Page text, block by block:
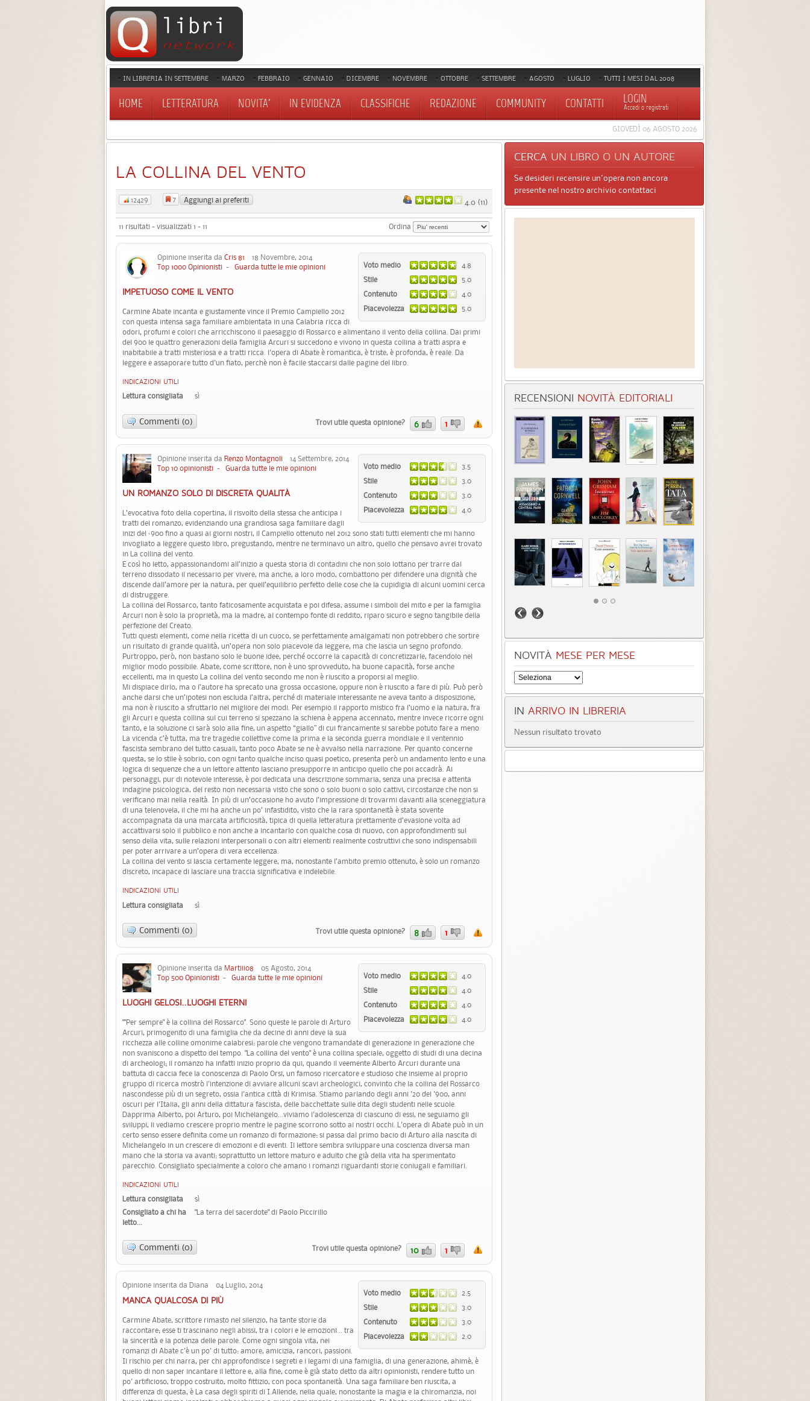
IN LIBRERIA IN SETTEMBRE MARZO FEBBRAIO GENNAIO DICEMBRE NOVEMBRE OTTOBRE SETTEMBRE AGOSTO LUGLIO TUTTI I MESI DAL 2008
HOME LETTERATURA NOVITA' IN EVIDENZA CLASSIFICHE REDAZIONE COMMUNITY CONTATTI LOGIN
Accedi o registrati
GIOVEDÌ 06 AGOSTO 2026
LA COLLINA DEL VENTO
4.0 (11)
12429 7 Aggiungi ai preferiti
11 risultati - visualizzati 1 - 11 Ordina
Voto medio
4.8
Stile
5.0
Contenuto
4.0
Piacevolezza
5.0
Opinione inserita da Cris 81 18 Novembre, 2014
Top 1000 Opinionisti - Guarda tutte le mie opinioni
IMPETUOSO COME IL VENTO
Carmine Abate incanta e giustamente vince il Premio Campiello 2012
con questa intensa saga familiare ambientata in una Calabria ricca di
odori, profumi e colori che arricchiscono il paesaggio di Rossarco e alimentano il vento della collina. Dai primi
del 900 le quattro generazioni della famiglia Arcuri si succedono e vivono in questa collina a tratti aspra e
inabitabile a tratti misteriosa e a tratti ricca. l'opera di Abate è romantica, è triste, è profonda, è reale. Da
leggere e assaporare tutto d'un fiato, perchè non è facile staccarsi dalle pagine del libro.
INDICAZIONI UTILI
Lettura consigliata sì
Commenti (0) Trovi utile questa opinione? 6 1
Voto medio
3.5
Stile
3.0
Contenuto
3.0
Piacevolezza
4.0
Opinione inserita da Renzo Montagnoli 14 Settembre, 2014
Top 10 opinionisti - Guarda tutte le mie opinioni
UN ROMANZO SOLO DI DISCRETA QUALITÀ
L’evocativa foto della copertina, il risvolto della stessa che anticipa i
tratti del romanzo, evidenziando una grandiosa saga familiare dagli
inizi del ‘900 fino a quasi ai giorni nostri, il Campiello ottenuto nel 2012 sono stati tutti elementi che mi hanno
invogliato a leggere questo libro, pregustando, mentre ne terminavo un altro, quello che pensavo avrei trovato
in La collina del vento.
E così ho letto, appassionandomi all’inizio a questa storia di contadini che non solo lottano per trarre dal
terreno dissodato il necessario per vivere, ma anche, a loro modo, combattono per difendere una dignità che
discende dall’amore per la natura, per quell’equilibrio perfetto delle cose che la cupidigia di alcuni uomini cerca
di distruggere.
La collina del Rossarco, tanto faticosamente acquistata e poi difesa, assume i simboli del mito e per la famiglia
Arcuri non è solo la proprietà, ma la madre, al contempo fonte di reddito, riparo sicuro e segno tangibile della
perfezione del Creato.
Tutti questi elementi, come nella ricetta di un cuoco, se perfettamente amalgamati non potrebbero che sortire
un risultato di grande qualità, un’opera non solo piacevole da leggere, ma che lascia un segno profondo.
Purtroppo, però, non bastano solo le buone idee, perché occorre la capacità di concretizzarle, facendolo nel
miglior modo possibile. Abate, come scrittore, non è uno sprovveduto, ha buone capacità, forse anche
eccellenti, ma in questo La collina del vento secondo me non è riuscito a proporsi al meglio.
Mi dispiace dirlo, ma o l’autore ha sprecato una grossa occasione, oppure non è riuscito a fare di più. Può però
anche darsi che un’ipotesi non escluda l’altra, perché di materiale interessante ne aveva tanto a disposizione,
ma non è riuscito a sfruttarlo nel migliore dei modi. Per esempio il rapporto mistico fra l’uomo e la natura, fra
gli Arcuri e questa collina sul cui terreno si spezzano la schiena è appena accennato, mentre invece ricorre ogni
tanto, e la soluzione ci sarà solo alla fine, un aspetto “giallo” di cui francamente si sarebbe potuto fare a meno.
La vicenda c’è tutta, ma tre tragedie collettive come la prima e la seconda guerra mondiale e il ventennio
fascista sembrano del tutto casuali, tanto poco Abate se ne è avvalso nella narrazione. Per quanto concerne
questa, se lo stile è sobrio, con ogni tanto qualche inciso quasi poetico, presenta però un andamento lento e una
logica di sequenze che a un lettore attento lasciano presupporre in anticipo quello che poi accadrà. Ai
personaggi, pur di notevole interesse, è poi dedicata una descrizione sommaria, senza una precisa e attenta
indagine psicologica, del resto non necessaria visto che sono o solo buoni o solo cattivi, circostanze che non si
verificano mai nella realtà. In più di un’occasione ho avuto l’impressione di trovarmi davanti alla sceneggiatura
di una telenovela, il che mi ha anche un po’ infastidito, visto che la rara spontaneità è stata sovente
accompagnata da una marcata artificiosità, tipica di quella letteratura prettamente d’evasione volta ad
accattivarsi solo il pubblico e non anche a incantarlo con qualche cosa di nuovo, con approfondimenti sul
senso della vita, sulle relazioni interpersonali o con altri elementi realmente costruttivi che sono indispensabili
per poter arrivare a un’opera di vera eccellenza.
La collina del vento si lascia certamente leggere, ma, nonostante l’ambito premio ottenuto, è solo un romanzo
discreto, incapace di lasciare una traccia significativa e indelebile.
INDICAZIONI UTILI
Lettura consigliata sì
Commenti (0) Trovi utile questa opinione? 8 1
Voto medio
4.0
Stile
4.0
Contenuto
4.0
Piacevolezza
4.0
Opinione inserita da Martiii08 05 Agosto, 2014
Top 500 Opinionisti - Guarda tutte le mie opinioni
LUOGHI GELOSI..LUOGHI ETERNI
""Per sempre" è la collina del Rossarco". Sono queste le parole di Arturo
Arcuri, primogenito di una famiglia che da decine di anni deve la sua
ricchezza alle colline omonime calabresi: parole che vengono tramandate di generazione in generazione che
non svaniscono a dispetto del tempo. "La collina del vento" è una collina speciale, oggetto di studi di una decina
di archeologi; il romanzo ha infatti inizio proprio da qui, quando il veemente Alberto Arcuri durante una
battuta di caccia fece la conoscenza di Paolo Orsi, un famoso ricercatore e studioso che insieme al proprio
gruppo di ricerca mostrò l'intenzione di avviare allcuni scavi archeologici, convinto che la collina del Rossarco
nascondesse più di un segreto, ossia l'antica città di Krimisa. Stiamo parlando degli anni '20 del '900, anni
oscuri per l'Italia, gli anni della dittatura fascista, delle bacchettate sulle dita degli studenti nelle scuole.
Dapprima Alberto, poi Arturo, poi Michelangelo...viviamo l'adolescenza di ciascuno di essi, ne seguiamo gli
sviluppi, li vediamo crescere proprio mentre le pagine scorrono sotto ai nostri occhi. L'opera di Abate può in un
certo senso essere definita come un romanzo di formazione: si passa dal primo bacio di Arturo alla nascita di
Michelangelo in un crescere di emozioni e di eventi. Il lettore sembra sviluppare una coscienza diversa man
mano che la storia va avanti: soprattutto un lettore maturo e adulto che già della vita ha sperimentato
parecchio. Consigliato specialmente a coloro che amano i romanzi riguardanti storie coniugali e familiari.
INDICAZIONI UTILI
Lettura consigliata
sì
Consigliato a chi ha
letto...
"La terra del sacerdote" di Paolo Piccirillo
Commenti (0) Trovi utile questa opinione? 10 1
Voto medio
2.5
Stile
3.0
Contenuto
3.0
Piacevolezza
2.0
Opinione inserita da Diana 04 Luglio, 2014
MANCA QUALCOSA DI PIÙ
Carmine Abate, scrittore rimasto nel silenzio, ha tante storie da
raccontare; esse ti trascinano negli abissi, tra i colori e le emozioni... tra
la sincerità e la potenza delle parole. Come ogni singola vita, nei
romanzi di Abate c'è un po' di tutto: amore, amicizia, rancori, passioni.
Il rischio per chi narra, per chi approfondisce i segreti e i legami di una famiglia, di una generazione, ahimè, è
quello di non saper incantare il lettore e, alla fine, come è già stato detto da altri opinionisti, rendere tutto un
po' artificioso, troppo costruito, molto fittizio, con poca spontaneità. Una saga familiare ben riuscita, a
differenza di questa, è La casa degli spiriti di I.Allende, nella quale, nonostante la magia e la chiromanzia, noi
CERCA UN LIBRO O UN AUTORE
Se desideri recensire un'opera non ancora
presente nel nostro archivio contattaci
RECENSIONI NOVITÀ EDITORIALI
NOVITÀ MESE PER MESE
IN ARRIVO IN LIBRERIA
Nessun risultato trovato